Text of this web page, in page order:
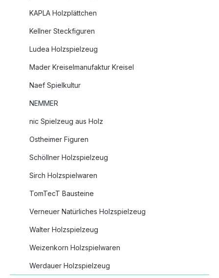
KAPLA Holzplättchen
Kellner Steckfiguren
Ludea Holzspielzeug
Mader Kreiselmanufaktur Kreisel
Naef Spielkultur
NEMMER
nic Spielzeug aus Holz
Ostheimer Figuren
Schöllner Holzspielzeug
Sirch Holzspielwaren
TomTecT Bausteine
Verneuer Natürliches Holzspielzeug
Walter Holzspielzeug
Weizenkorn Holzspielwaren
Werdauer Holzspielzeug